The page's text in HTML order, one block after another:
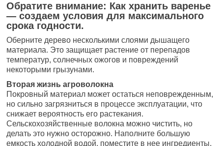
Обратите внимание: Как хранить варенье
— создаем условия для максимального
срока годности.
Оберните дерево несколькими слоями дышащего
материала. Это защищает растение от перепадов
температур, солнечных ожогов и повреждений
некоторыми грызунами.
Вторая жизнь агроволокна
Покровный материал может остаться неповрежденным,
но сильно загрязниться в процессе эксплуатации, что
снижает вероятность его растекания.
Сельскохозяйственные волокна можно чистить, но
делать это нужно осторожно. Наполните большую
емкость холодной водой, поместите в нее ингредиенты,